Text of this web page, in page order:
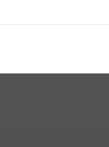
и призерами
2026
животноводов